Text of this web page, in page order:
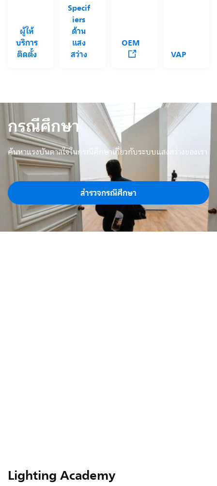
ผู้ให้
บริการ
ติดตั้ง
Specif
iers
ด้าน
แสง
สว่าง
OEM
VAP
กรณีศึกษา
ค้นหาแรงบันดาลใจในกรณีศึกษาเกี่ยวกับระบบแสงสว่างของเรา
สำรวจกรณีศึกษา
Lighting Academy